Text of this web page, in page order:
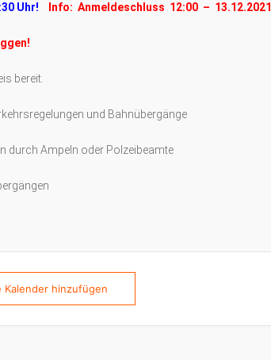
Uhr! Info: Anmeldeschluss 12:00 – 13.12.2021
bereit.
und Bahnübergänge
durch Ampeln oder Polzeibeamte
Kalender hinzufügen